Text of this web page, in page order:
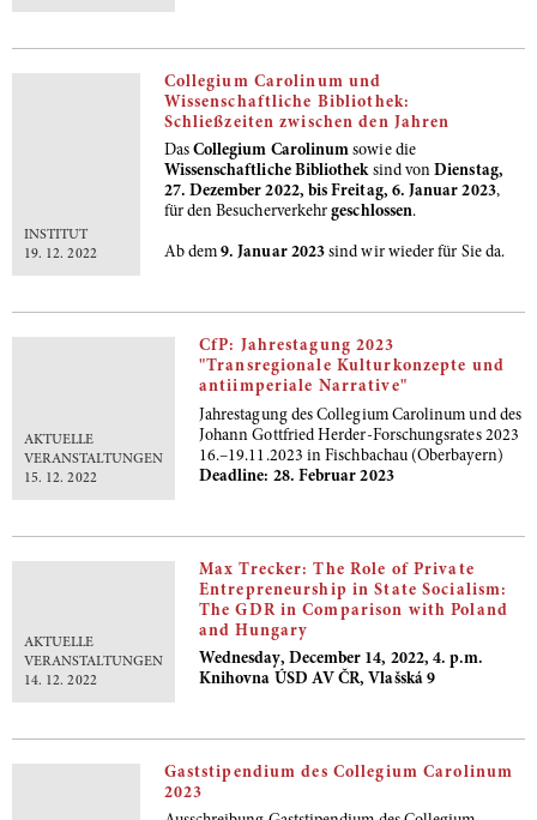
INSTITUT
19. 12. 2022
Collegium Carolinum und
Wissenschaftliche Bibliothek:
Schließzeiten zwischen den Jahren
Das Collegium Carolinum sowie die
Wissenschaftliche Bibliotheksind vonDienstag,
27. Dezember 2022, bis Freitag, 6. Januar 2023,
für den Besucherverkehrgeschlossen.
Ab dem9. Januar 2023 sind wir wieder für Sie da.
AKTUELLE
VERANSTALTUNGEN
15. 12. 2022
CfP: Jahrestagung 2023
"Transregionale Kulturkonzepte und
antiimperiale Narrative"
Jahrestagung des Collegium Carolinum und des
Johann Gottfried Herder-Forschungsrates 2023
16.–19.11.2023 in Fischbachau (Oberbayern)
Deadline: 28. Februar 2023
AKTUELLE
VERANSTALTUNGEN
14. 12. 2022
Max Trecker: The Role of Private
Entrepreneurship in State Socialism:
The GDR in Comparison with Poland
and Hungary
Wednesday, December 14, 2022, 4. p.m.
Knihovna ÚSD AV ČR, Vlašská 9
Gaststipendium des Collegium Carolinum
2023